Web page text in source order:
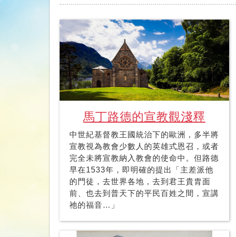
馬丁路德的宣教觀淺釋
中世紀基督教王國統治下的歐洲，多半將
宣教視為教會少數人的英雄式恩召，或者
完全未將宣教納入教會的使命中。但路德
早在1533年，即明確的提出「主差派他
的門徒，去世界各地，去到君王貴胄面
前、也去到普天下的平民百姓之間，宣講
祂的福音…」